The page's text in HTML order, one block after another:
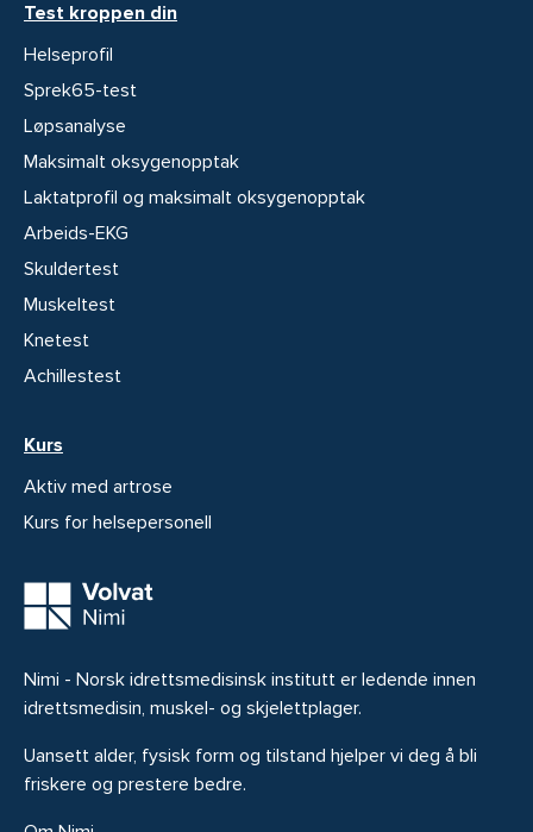
Nimi - Norsk idrettsmedisinsk institutt er ledende innen
idrettsmedisin, muskel- og skjelettplager.
Uansett alder, fysisk form og tilstand hjelper vi deg å bli
friskere og prestere bedre.
Test kroppen din
Helseprofil
Sprek65-test
Løpsanalyse
Maksimalt oksygenopptak
Laktatprofil og maksimalt oksygenopptak
Arbeids-EKG
Skuldertest
Muskeltest
Knetest
Achillestest
Kurs
Aktiv med artrose
Kurs for helsepersonell